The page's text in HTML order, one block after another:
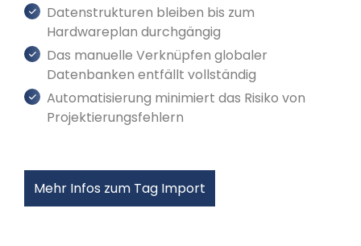
Datenstrukturen bleiben bis zum
Hardwareplan durchgängig
Das manuelle Verknüpfen globaler
Datenbanken entfällt vollständig
Automatisierung minimiert das Risiko von
Projektierungsfehlern
Mehr Infos zum Tag Import